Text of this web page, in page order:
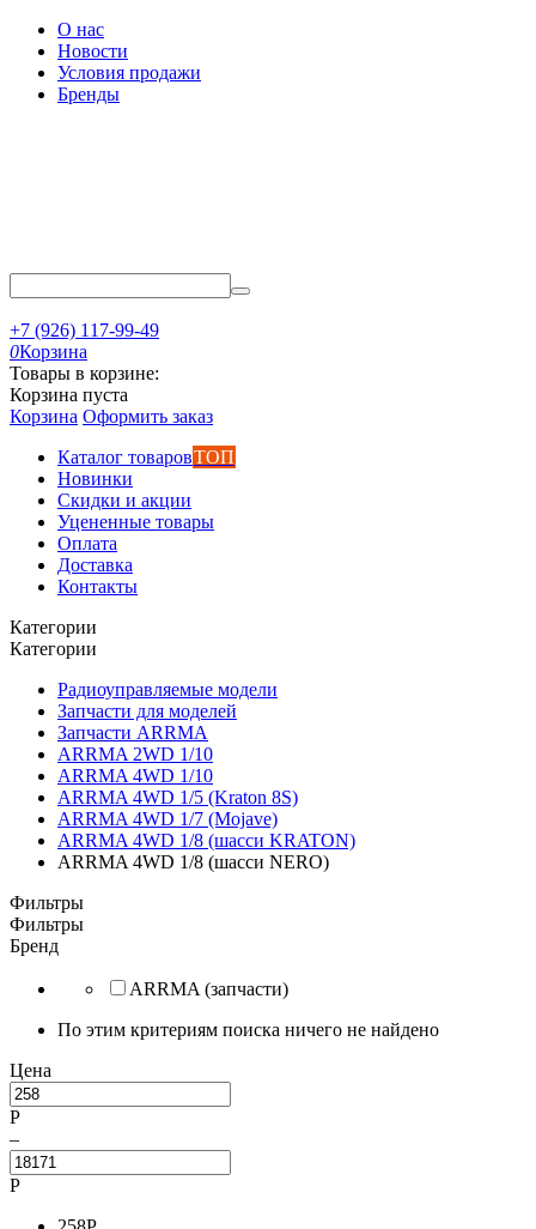
О нас
Новости
Условия продажи
Бренды
+7 (926) 117-99-49
0Корзина
Товары в корзине:
Корзина пуста
Корзина Оформить заказ
Каталог товаровТОП
Новинки
Скидки и акции
Уцененные товары
Оплата
Доставка
Контакты
Категории
Категории
Радиоуправляемые модели
Запчасти для моделей
Запчасти ARRMA
ARRMA 2WD 1/10
ARRMA 4WD 1/10
ARRMA 4WD 1/5 (Kraton 8S)
ARRMA 4WD 1/7 (Mojave)
ARRMA 4WD 1/8 (шасси KRATON)
ARRMA 4WD 1/8 (шасси NERO)
Фильтры
Фильтры
Бренд
ARRMA (запчасти)
По этим критериям поиска ничего не найдено
Цена
Р
–
Р